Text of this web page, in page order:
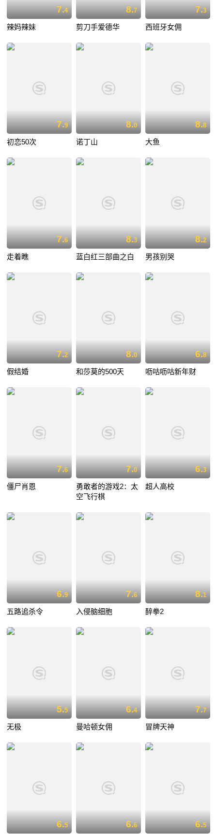
7.4
辣妈辣妹
8.7
剪刀手爱德华
7.3
西班牙女佣
7.9
初恋50次
8.0
诺丁山
8.8
大鱼
7.6
走着瞧
8.3
蓝白红三部曲之白
8.2
男孩别哭
7.2
假结婚
8.0
和莎莫的500天
6.8
呖咕呖咕新年财
7.6
僵尸肖恩
7.0
勇敢者的游戏2：太
空飞行棋
6.3
超人高校
6.9
五路追杀令
7.6
入侵脑细胞
8.1
醉拳2
5.5
无极
6.4
曼哈顿女佣
7.7
冒牌天神
6.5 6.6 6.5